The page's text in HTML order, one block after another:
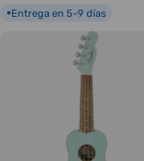
●Entrega en 5-9 días